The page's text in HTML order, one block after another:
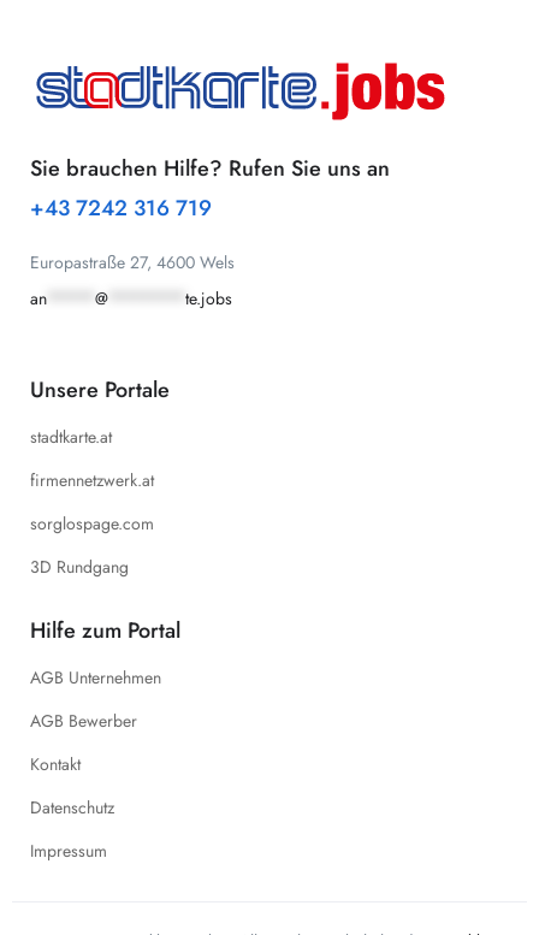
Sie brauchen Hilfe? Rufen Sie uns an
+43 7242 316 719
Europastraße 27, 4600 Wels
an
@ te.jobs
Unsere Portale
stadtkarte.at
firmennetzwerk.at
sorglospage.com
3D Rundgang
Hilfe zum Portal
AGB Unternehmen
AGB Bewerber
Kontakt
Datenschutz
Impressum